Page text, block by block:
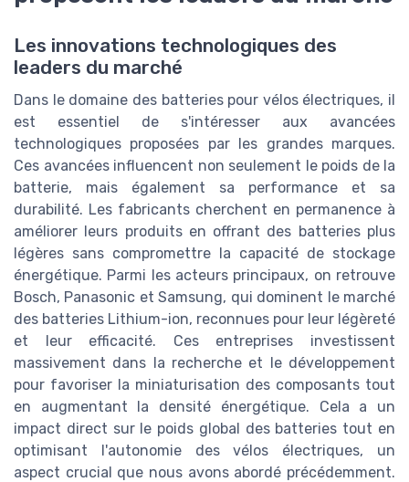
Les innovations technologiques des
leaders du marché
Dans le domaine des batteries pour vélos électriques, il
est essentiel de s'intéresser aux avancées
technologiques proposées par les grandes marques.
Ces avancées influencent non seulement le poids de la
batterie, mais également sa performance et sa
durabilité. Les fabricants cherchent en permanence à
améliorer leurs produits en offrant des batteries plus
légères sans compromettre la capacité de stockage
énergétique. Parmi les acteurs principaux, on retrouve
Bosch, Panasonic et Samsung, qui dominent le marché
des batteries Lithium-ion, reconnues pour leur légèreté
et leur efficacité. Ces entreprises investissent
massivement dans la recherche et le développement
pour favoriser la miniaturisation des composants tout
en augmentant la densité énergétique. Cela a un
impact direct sur le poids global des batteries tout en
optimisant l'autonomie des vélos électriques, un
aspect crucial que nous avons abordé précédemment.